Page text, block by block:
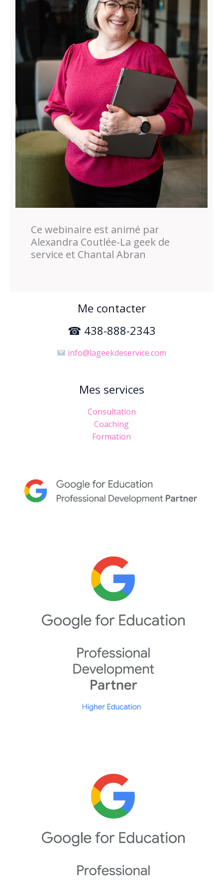
Ce webinaire est animé par
Alexandra Coutlée-La geek de
service et Chantal Abran
Me contacter
☎ 438-888-2343
info@lageekdeservice.com
Mes services
Consultation
Coaching
Formation